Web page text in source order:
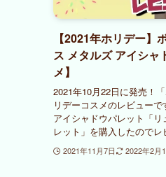
【2021年ホリデー】
ス メタルズ アイシャ
メ】
2021年10月22日に発売！
リデーコスメのレビュー
アイシャドウパレット「
レット」を購入したので
2021年11月7日 2022年2月